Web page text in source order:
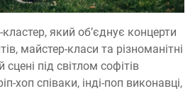
який обʼєднує концерти
майстер-класи та різноманітні
під світлом софітів
хоп співаки, інді-поп виконавці,